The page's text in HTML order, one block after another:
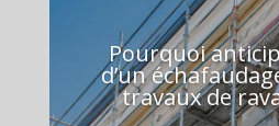
Pourquoi
d’un
travaux de